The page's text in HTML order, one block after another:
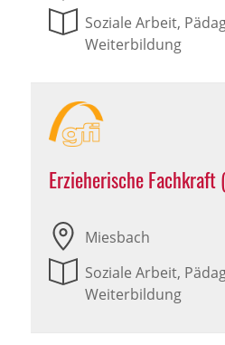
Soziale Arbeit,
Weiterbildung
Erzieherische
Miesbach
Soziale Arbeit,
Weiterbildung